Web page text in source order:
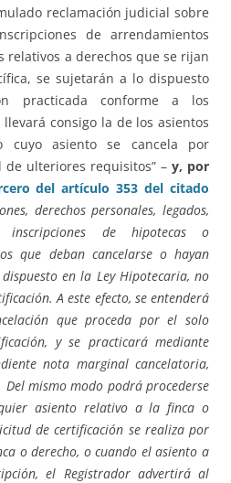
reclamación judicial sobre
de arrendamientos
relativos a derechos que se rijan
se sujetarán a lo dispuesto
practicada conforme a los
consigo la de los asientos
cuyo asiento se cancela por
ulteriores requisitos” – y, por
del artículo 353 del citado
derechos personales, legados,
inscripciones de hipotecas o
que deban cancelarse o hayan
en la Ley Hipotecaria, no
A este efecto, se entenderá
que proceda por el solo
y se practicará mediante
nota marginal cancelatoria,
mismo modo podrá procederse
asiento relativo a la finca o
de certificación se realiza por
o derecho, o cuando el asiento a
el Registrador advertirá al